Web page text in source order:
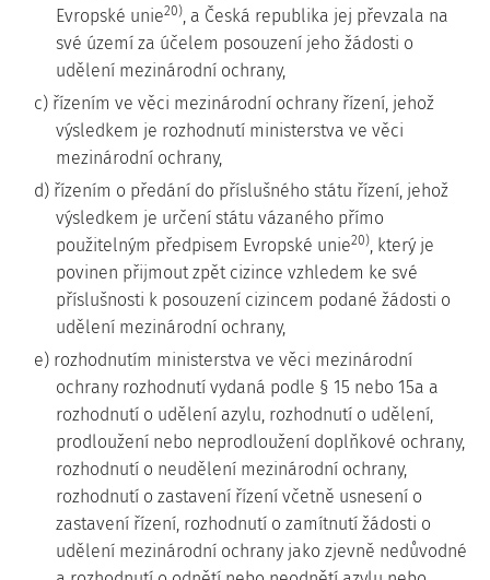
Evropské unie20), a Česká republika jej převzala na
své území za účelem posouzení jeho žádosti o
udělení mezinárodní ochrany,
c) řízením ve věci mezinárodní ochrany řízení, jehož
výsledkem je rozhodnutí ministerstva ve věci
mezinárodní ochrany,
d) řízením o předání do příslušného státu řízení, jehož
výsledkem je určení státu vázaného přímo
použitelným předpisem Evropské unie20), který je
povinen přijmout zpět cizince vzhledem ke své
příslušnosti k posouzení cizincem podané žádosti o
udělení mezinárodní ochrany,
e) rozhodnutím ministerstva ve věci mezinárodní
ochrany rozhodnutí vydaná podle § 15 nebo 15a a
rozhodnutí o udělení azylu, rozhodnutí o udělení,
prodloužení nebo neprodloužení doplňkové ochrany,
rozhodnutí o neudělení mezinárodní ochrany,
rozhodnutí o zastavení řízení včetně usnesení o
zastavení řízení, rozhodnutí o zamítnutí žádosti o
udělení mezinárodní ochrany jako zjevně nedůvodné